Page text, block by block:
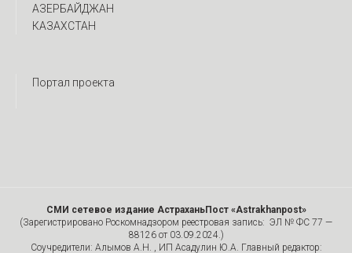
АЗЕРБАЙДЖАН
КАЗАХСТАН
Портал проекта
СМИ сетевое издание АстраханьПост «Astrakhanpost»
(Зарегистрировано Роскомнадзором реестровая запись: ЭЛ № ФС 77 —
88126 от 03.09.2024.)
Соучредители: Алымов А.Н. , ИП Асадулин Ю.А. Главный редактор: